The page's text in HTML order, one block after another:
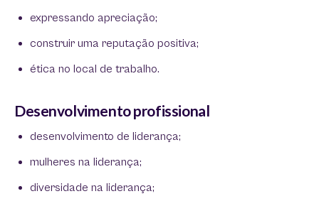
expressando apreciação;
construir uma reputação positiva;
ética no local de trabalho.
Desenvolvimento profissional
desenvolvimento de liderança;
mulheres na liderança;
diversidade na liderança;